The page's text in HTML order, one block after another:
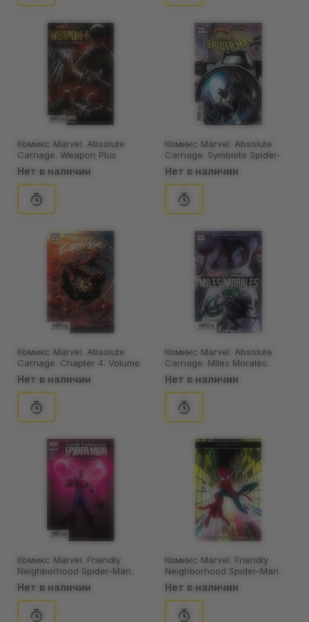
Комикс Marvel. Absolute
Carnage. Weapon Plus.
Volume 1. #1, (97289)
Нет в наличии
Комикс Marvel. Absolute
Carnage. Symbiote Spider-
Man. An Untold Tale of a
Symbiotic Host from
Yesteryear. Volume 1. #1,
(95223)
Нет в наличии
Комикс Marvel. Absolute
Carnage. Chapter 4. Volume
1. #2, (941304)
Нет в наличии
Комикс Marvel. Absolute
Carnage. Miles Morales.
Target: Scorpion. Volume 1.
#1, (951097)
Нет в наличии
Комикс Marvel. Friendly
Neighborhood Spider-Man.
Feast or Famine. Part 4.
Volume 2. #10, (302695)
Нет в наличии
Комикс Marvel. Friendly
Neighborhood Spider-Man.
Mother of Exiles. Part 1.
Volume 2. #1, (920636)
Нет в наличии